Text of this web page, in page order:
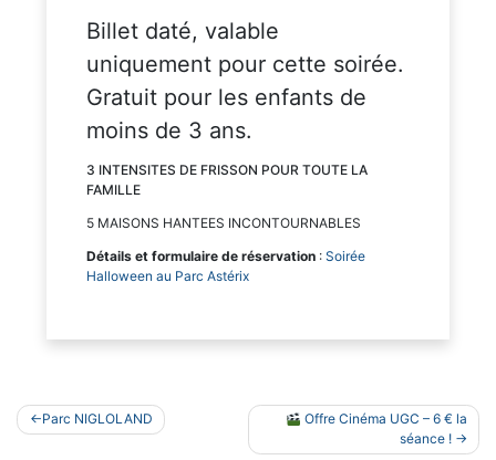
Billet daté, valable
uniquement pour cette soirée.
Gratuit pour les enfants de
moins de 3 ans.
3 INTENSITES DE FRISSON POUR TOUTE LA
FAMILLE
5 MAISONS HANTEES INCONTOURNABLES
Détails et formulaire de réservation : Soirée
Halloween au Parc Astérix
Navigation
de
Parc NIGLOLAND
Offre Cinéma UGC – 6 € la
séance !